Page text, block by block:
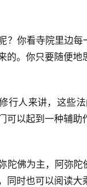
？你看寺院里边
的。你只要随便地
行人来讲，这些
可以起到一种辅助
陀佛为主，阿弥
同时也可以阅读大